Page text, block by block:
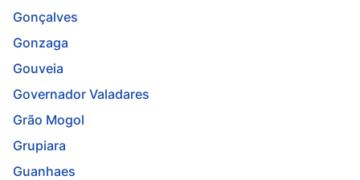
Gonçalves
Gonzaga
Gouveia
Governador Valadares
Grão Mogol
Grupiara
Guanhaes